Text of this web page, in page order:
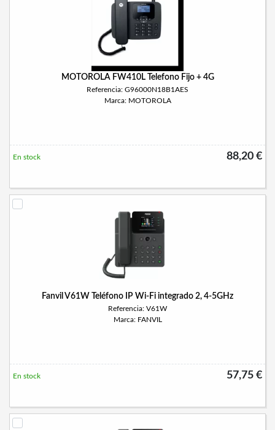
MOTOROLA FW410L Telefono Fijo + 4G
Referencia: G96000N18B1AES
Marca: MOTOROLA
88,20 €
En stock
Fanvil V61W Teléfono IP Wi-Fi integrado 2, 4-5GHz
Referencia: V61W
Marca: FANVIL
57,75 €
En stock